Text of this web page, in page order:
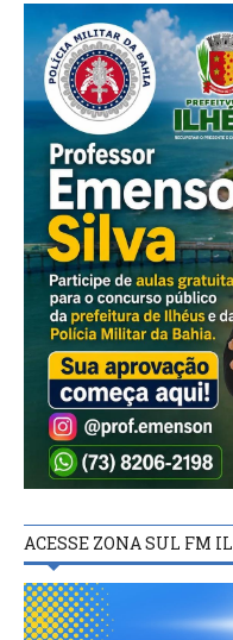
ACESSE ZONA SUL FM